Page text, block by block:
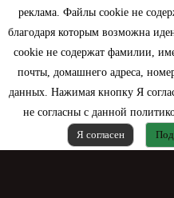
реклама. Файлы cookie не
благодаря которым возможна
cookie не содержат фамилии,
почты, домашнего адреса,
данных. Нажимая кнопку Я
не согласны с данной
Я согласен
Моя учетная запись
Контактная